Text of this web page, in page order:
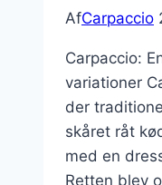
AfCarpaccio
Carpaccio:
variationer
der
skåret råt
med en
Retten blev